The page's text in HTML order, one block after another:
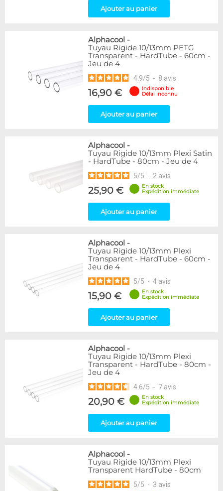
Ajouter au panier
Alphacool -
Tuyau Rigide 10/13mm PETG
Transparent - HardTube - 60cm -
Jeu de 4
4.9/5 - 8 avis
16,90 €
Indisponible
Délai inconnu
Ajouter au panier
Alphacool -
Tuyau Rigide 10/13mm Plexi Satin
- HardTube - 80cm - Jeu de 4
5/5 - 2 avis
25,90 €
En stock
Expédition immédiate
Ajouter au panier
Alphacool -
Tuyau Rigide 10/13mm Plexi
Transparent - HardTube - 60cm -
Jeu de 4
5/5 - 4 avis
15,90 €
En stock
Expédition immédiate
Ajouter au panier
Alphacool -
Tuyau Rigide 10/13mm Plexi
Transparent - HardTube - 80cm -
Jeu de 4
4.6/5 - 7 avis
20,90 €
En stock
Expédition immédiate
Ajouter au panier
Alphacool -
Tuyau Rigide 10/13mm Plexi
Transparent HardTube - 80cm
5/5 - 3 avis